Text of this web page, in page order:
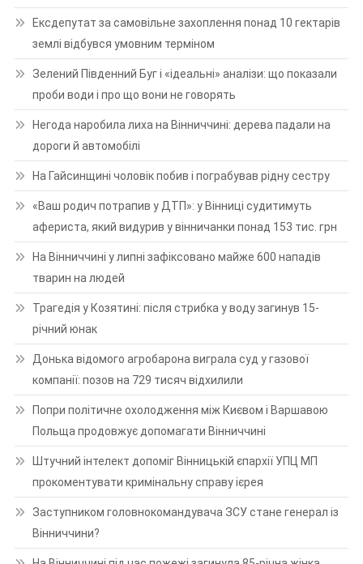
Ексдепутат за самовільне захоплення понад 10 гектарів
землі відбувся умовним терміном
Зелений Південний Буг і «ідеальні» аналізи: що показали
проби води і про що вони не говорять
Негода наробила лиха на Вінниччині: дерева падали на
дороги й автомобілі
На Гайсинщині чоловік побив і пограбував рідну сестру
«Ваш родич потрапив у ДТП»: у Вінниці судитимуть
афериста, який видурив у вінничанки понад 153 тис. грн
На Вінниччині у липні зафіксовано майже 600 нападів
тварин на людей
Трагедія у Козятині: після стрибка у воду загинув 15-
річний юнак
Донька відомого агробарона виграла суд у газової
компанії: позов на 729 тисяч відхилили
Попри політичне охолодження між Києвом і Варшавою
Польща продовжує допомагати Вінниччині
Штучний інтелект допоміг Вінницькій єпархії УПЦ МП
прокоментувати кримінальну справу ієрея
Заступником головнокомандувача ЗСУ стане генерал із
Вінниччини?